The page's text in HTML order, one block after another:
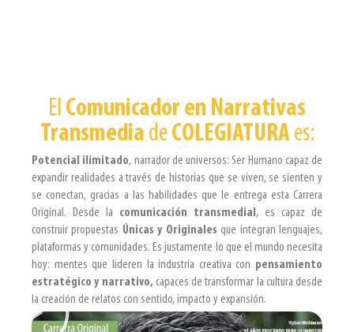
El Comunicador en Narrativas
Transmedia deCOLEGIATURA es:
Potencial ilimitado, narrador de universos: Ser Humano capaz de
expandir realidades a través de historias que se viven, se sienten y
se conectan, gracias a las habilidades que le entrega esta Carrera
Original. Desde la comunicación transmedial , es capaz de
construir propuestas Únicas y Originales que integran lenguajes,
plataformas y comunidades. Es justamente lo que el mundo necesita
hoy: mentes que lideren la industria creativa con pensamiento
estratégico y narrativo, capaces de transformar la cultura desde
la creación de relatos con sentido, impacto y expansión.